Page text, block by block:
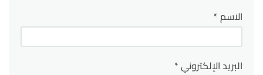
الاسم*
البريد الإلكتروني*